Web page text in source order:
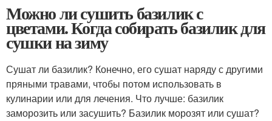
Можно ли сушить базилик с
цветами. Когда собирать базилик для
сушки на зиму
Сушат ли базилик? Конечно, его сушат наряду с другими
пряными травами, чтобы потом использовать в
кулинарии или для лечения. Что лучше: базилик
заморозить или засушить? Базилик морозят или сушат?